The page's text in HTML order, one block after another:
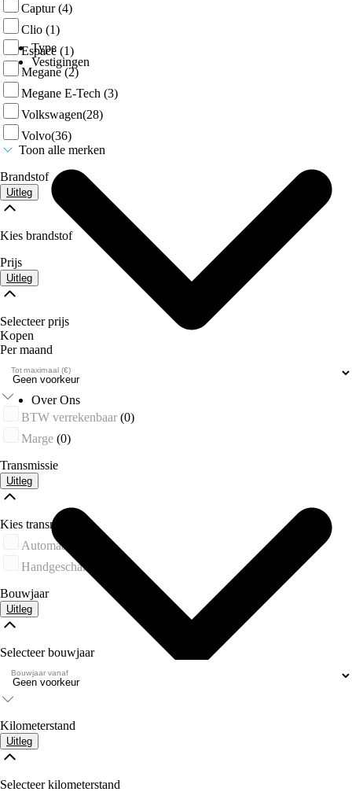
Type
Vestigingen
Over Ons
Captur(4)
Clio (1)
Espace (1)
Megane(2)
Megane E-Tech (3)
Volkswagen(28)
Volvo(36)
Toon alle merken
Brandstof
Uitleg
Kies brandstof
Prijs
Uitleg
Selecteer prijs
Kopen
Per maand
Tot maximaal (€)
BTW verrekenbaar (0)
Marge (0)
Transmissie
Uitleg
Kies transmissie
Automaat
Handgeschakeld
Bouwjaar
Uitleg
Selecteer bouwjaar
Bouwjaar vanaf
Kilometerstand
Uitleg
Selecteer kilometerstand